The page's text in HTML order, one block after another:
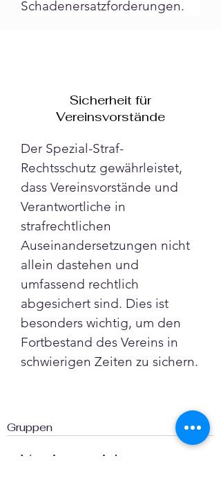
Schadenersatzforderungen.
Sicherheit für
Vereinsvorstände
Der Spezial-Straf-
Rechtsschutz gewährleistet,
dass Vereinsvorstände und
Verantwortliche in
strafrechtlichen
Auseinandersetzungen nicht
allein dastehen und
umfassend rechtlich
abgesichert sind. Dies ist
besonders wichtig, um den
Fortbestand des Vereins in
schwierigen Zeiten zu sichern.
Gruppen
Vereinsversicherung